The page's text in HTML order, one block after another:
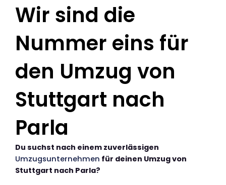
Wir sind die
Nummer eins für
den Umzug von
Stuttgart nach
Parla
Du suchst nach einem zuverlässigen
Umzugsunternehmen für deinen Umzug von
Stuttgart nach Parla?